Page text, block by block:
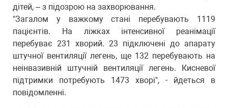
дітей, – з підозрою на захворювання.
"Загалом у важкому стані перебувають 1119
пацієнтів. На ліжках інтенсивної реанімації
перебуває 231 хворий. 23 підключені до апарату
штучної вентиляції легень, ще 132 перебувають на
неінвазивній штучній вентиляції легень. Кисневої
підтримки потребують 1473 хворі", - йдеться в
повідомленні.